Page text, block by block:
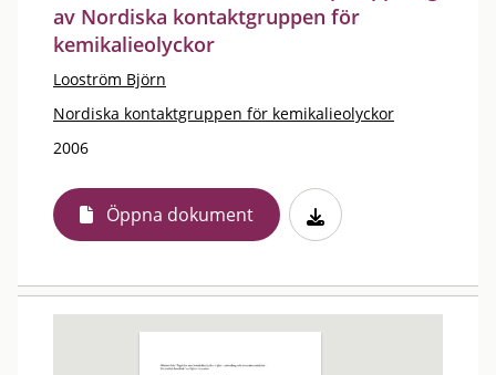
av Nordiska kontaktgruppen för
kemikalieolyckor
Looström Björn
Nordiska kontaktgruppen för kemikalieolyckor
2006
Öppna dokument